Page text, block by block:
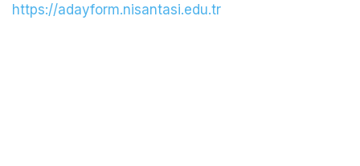
https://adayform.nisantasi.edu.tr